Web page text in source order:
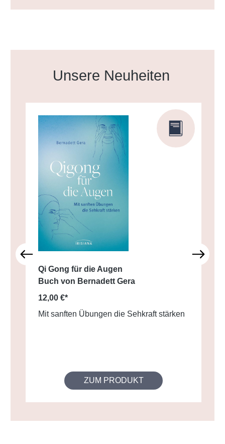
Produktgalerie überspringen
Unsere Neuheiten
Qi Gong für die Augen
Buch von Bernadett Gera
12,00 €*
Mit sanften Übungen die Sehkraft stärken
ZUM PRODUKT